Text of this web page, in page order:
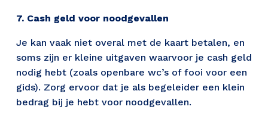
7. Cash geld voor noodgevallen
Je kan vaak niet overal met de kaart betalen, en
soms zijn er kleine uitgaven waarvoor je cash geld
nodig hebt (zoals openbare wc’s of fooi voor een
gids). Zorg ervoor dat je als begeleider een klein
bedrag bij je hebt voor noodgevallen.